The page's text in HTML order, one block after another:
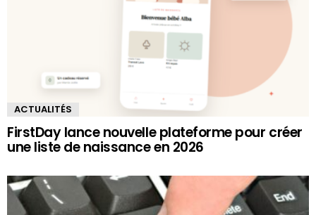
ACTUALITÉS
FirstDay lance nouvelle plateforme pour créer
une liste de naissance en 2026